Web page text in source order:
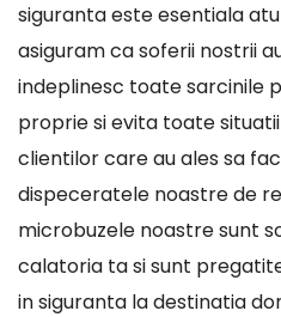
siguranta este esentiala
asiguram ca soferii nostrii
indeplinesc toate sarcinile
proprie si evita toate
clientilor care au ales sa
dispeceratele noastre de
microbuzele noastre sunt
calatoria ta si sunt
in siguranta la destinatia